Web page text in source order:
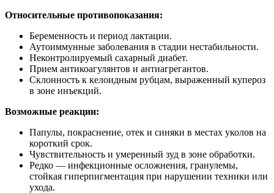
Относительные противопоказания:
Беременность и период лактации.
Аутоиммунные заболевания в стадии нестабильности.
Неконтролируемый сахарный диабет.
Прием антикоагулянтов и антиагрегантов.
Склонность к келоидным рубцам, выраженный купероз
в зоне инъекций.
Возможные реакции:
Папулы, покраснение, отек и синяки в местах уколов на
короткий срок.
Чувствительность и умеренный зуд в зоне обработки.
Редко — инфекционные осложнения, гранулемы,
стойкая гиперпигментация при нарушении техники или
ухода.